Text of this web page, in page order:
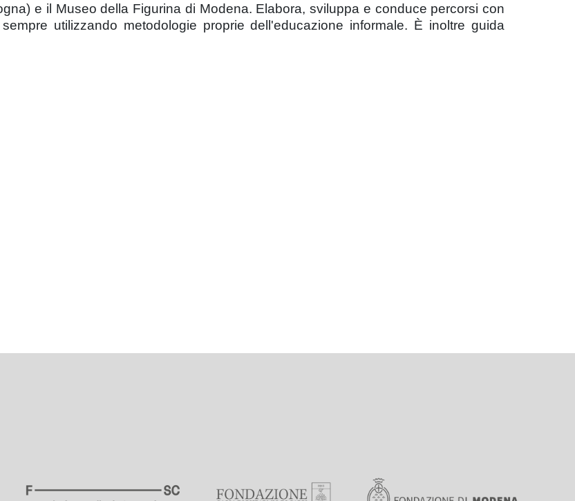
e il Museo della Figurina di Modena. Elabora, sviluppa e conduce percorsi con
utilizzando metodologie proprie dell'educazione informale. È inoltre guida